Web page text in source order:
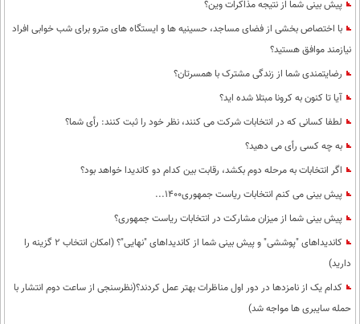
پیش بینی شما از نتیجه مذاکرات وین؟
با اختصاص بخشی از فضای مساجد، حسینیه ها و ایستگاه های مترو برای شب خوابی افراد
نیازمند موافق هستید؟
رضایتمندی شما از زندگی مشترک با همسرتان؟
آیا تا کنون به کرونا مبتلا شده اید؟
لطفا کسانی که در انتخابات شرکت می کنند، نظر خود را ثبت کنند: رأی شما؟
به چه کسی رأی می دهید؟
اگر انتخابات به مرحله دوم بکشد، رقابت بین کدام دو کاندیدا خواهد بود؟
پیش بینی می کنم انتخابات ریاست جمهوری1400...
پیش بینی شما از میزان مشارکت در انتخابات ریاست جمهوری؟
کاندیداهای "پوششی" و پیش بینی شما از کاندیداهای "نهایی"؟ (امکان انتخاب 2 گزینه را
دارید)
کدام یک از نامزدها در دور اول مناظرات بهتر عمل کردند؟(نظرسنجی از ساعت دوم انتشار با
حمله سایبری ها مواجه شد)